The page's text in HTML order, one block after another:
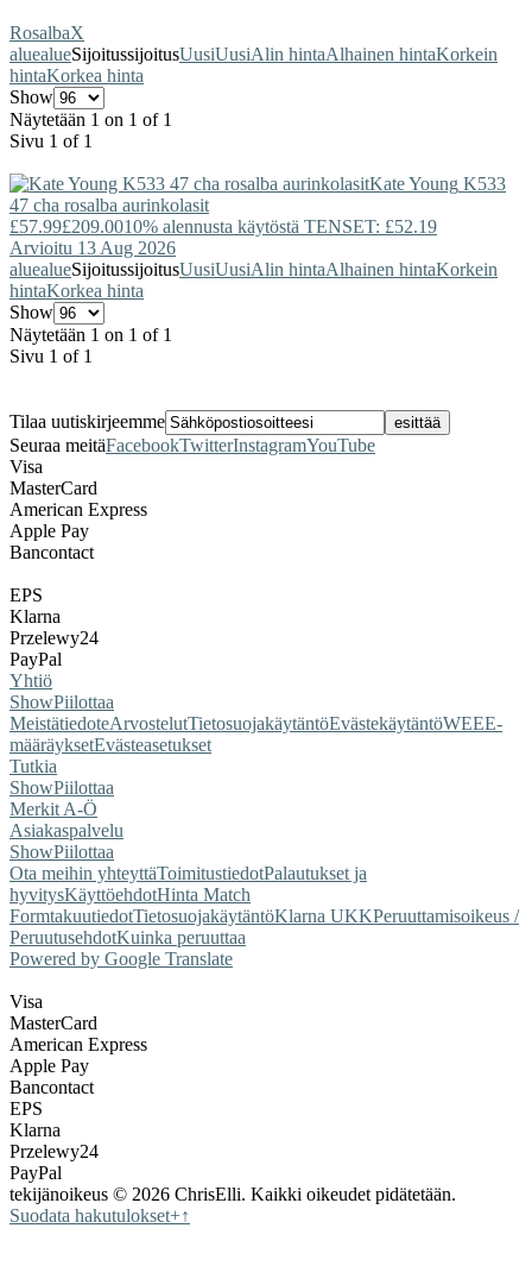
RosalbaX
aluealueSijoitussijoitusUusiUusiAlin hintaAlhainen hintaKorkein
hintaKorkea hinta
Show
Näytetään 1 on 1 of 1
Sivu 1 of 1
Kate Young K533
47 cha rosalba aurinkolasit
£57.99£209.0010% alennusta käytöstä TENSET: £52.19
Arvioitu 13 Aug 2026
aluealueSijoitussijoitusUusiUusiAlin hintaAlhainen hintaKorkein
hintaKorkea hinta
Show
Näytetään 1 on 1 of 1
Sivu 1 of 1
Tilaa uutiskirjeemme
Seuraa meitäFacebookTwitterInstagramYouTube
Visa
MasterCard
American Express
Apple Pay
Bancontact
EPS
Klarna
Przelewy24
PayPal
Yhtiö
ShowPiilottaa
MeistätiedoteArvostelutTietosuojakäytäntöEvästekäytäntöWEEE-
määräyksetEvästeasetukset
Tutkia
ShowPiilottaa
Merkit A-Ö
Asiakaspalvelu
ShowPiilottaa
Ota meihin yhteyttäToimitustiedotPalautukset ja
hyvitysKäyttöehdotHinta Match
FormtakuutiedotTietosuojakäytäntöKlarna UKKPeruuttamisoikeus /
PeruutusehdotKuinka peruuttaa
Powered by Google Translate
Visa
MasterCard
American Express
Apple Pay
Bancontact
EPS
Klarna
Przelewy24
PayPal
tekijänoikeus © 2026 ChrisElli. Kaikki oikeudet pidätetään.
Suodata hakutulokset+↑